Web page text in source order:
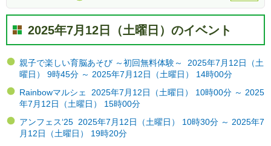
2025年7月12日（土曜日）のイベント
親子で楽しい育脳あそび ～初回無料体験～ 2025年7月12日（土
曜日） 9時45分 ～ 2025年7月12日（土曜日） 14時00分
Rainbowマルシェ 2025年7月12日（土曜日） 10時00分 ～ 2025
年7月12日（土曜日） 15時00分
アンフェス‘25 2025年7月12日（土曜日） 10時30分 ～ 2025年7
月12日（土曜日） 19時20分